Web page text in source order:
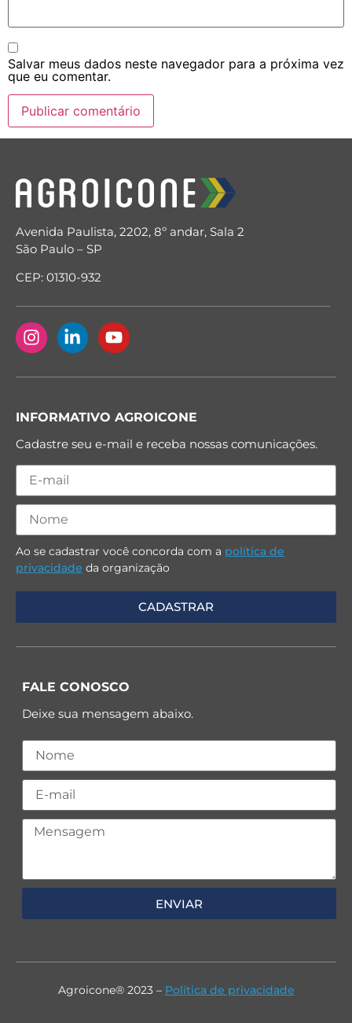
Salvar meus dados neste navegador para a próxima vez
que eu comentar.
Avenida Paulista, 2202, 8º andar, Sala 2
São Paulo – SP
CEP: 01310-932
INFORMATIVO AGROICONE
Cadastre seu e-mail e receba nossas comunicações.
Ao se cadastrar você concorda com a política de
privacidade da organização
FALE CONOSCO
Deixe sua mensagem abaixo.
ENVIAR
Agroicone® 2023 – Política de privacidade